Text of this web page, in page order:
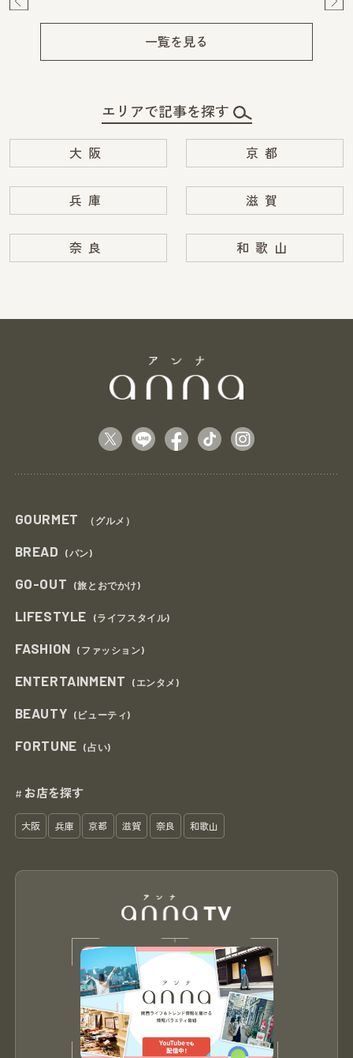
一覧を見る
エリアで記事を探す
大阪 京都
兵庫 滋賀
奈良 和歌山
GOURMET （グルメ）
BREAD (パン)
GO-OUT (旅とおでかけ)
LIFESTYLE (ライフスタイル)
FASHION (ファッション)
ENTERTAINMENT (エンタメ)
BEAUTY (ビューティ)
FORTUNE (占い)
# お店を探す
大阪 兵庫 京都 滋賀 奈良 和歌山